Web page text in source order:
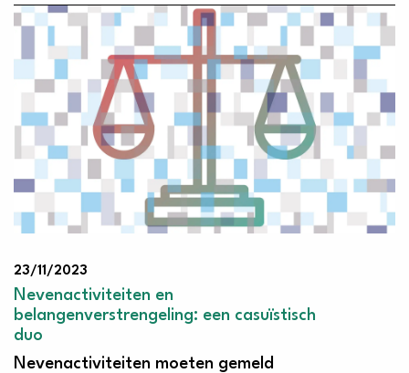
23/11/2023
Nevenactiviteiten en
belangenverstrengeling: een casuïstisch
duo
Nevenactiviteiten moeten gemeld